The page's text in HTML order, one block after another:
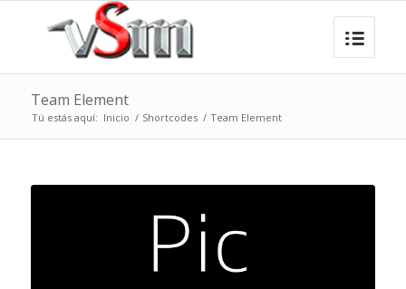
Team Element
Tú estás aquí: Inicio / Shortcodes / Team Element